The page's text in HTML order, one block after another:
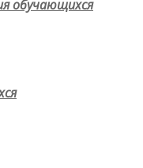
обучающихся